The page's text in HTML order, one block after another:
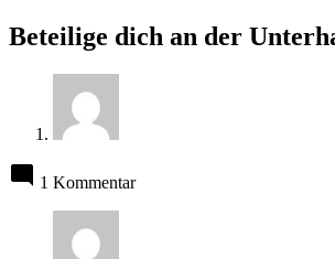
Beteilige dich an der
1 Kommentar